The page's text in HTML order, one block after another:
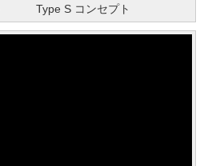
Type S コンセプト